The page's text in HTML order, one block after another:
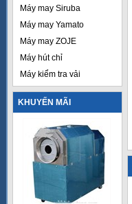
Máy may Siruba
Máy may Yamato
Máy may ZOJE
Máy hút chỉ
Máy kiểm tra vải
KHUYẾN MÃI